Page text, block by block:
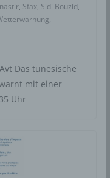
, Sfax, Sidi Bouzid,
,
Das tunesische
mit einer
Uhr
eine
sie betreffende
werden. Möchte
jederzeit an
Richtlinien-
jederzeit von
unentgeltliche